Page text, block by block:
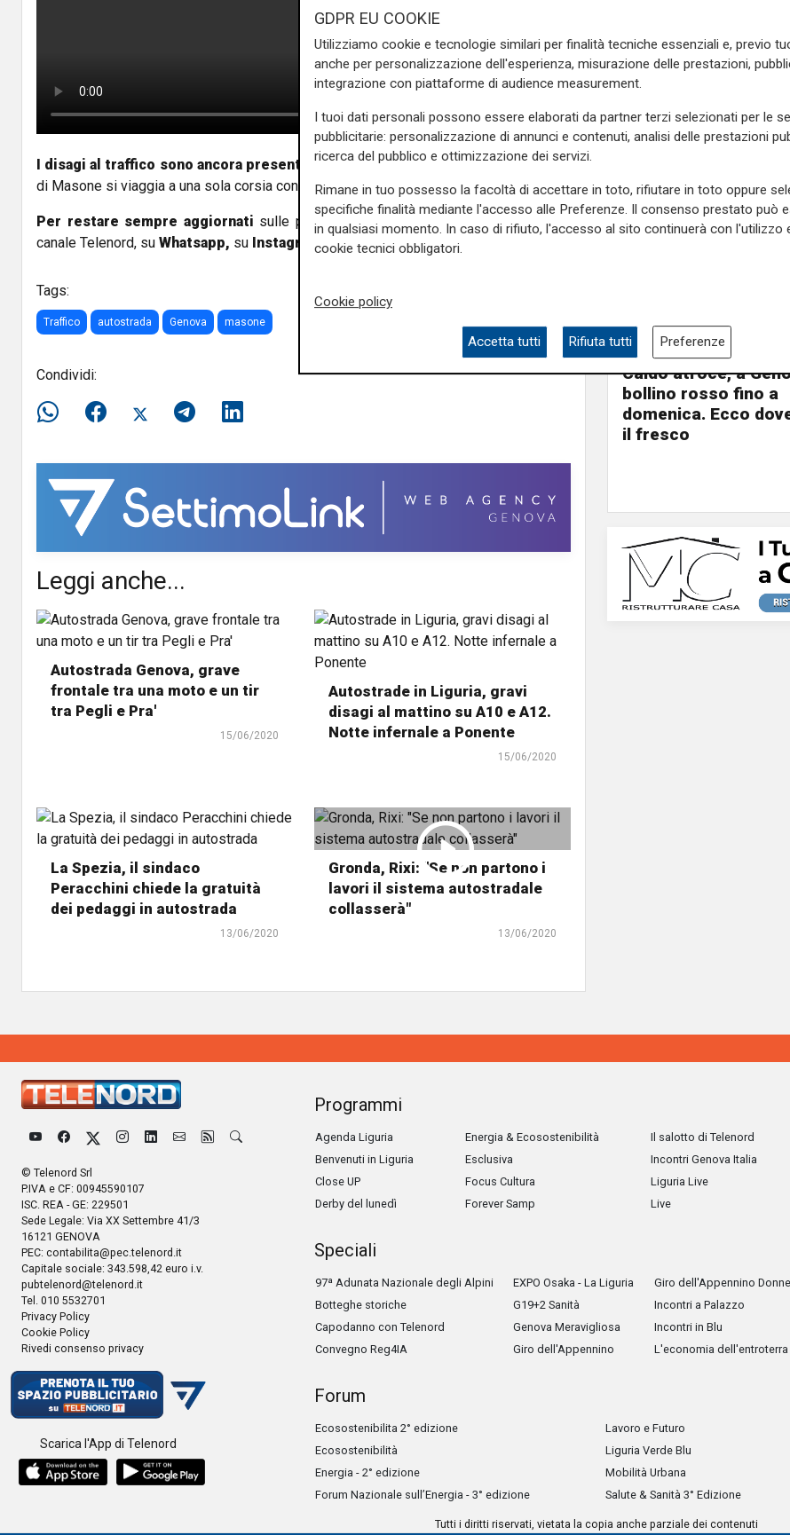
I disagi al traffico sono ancora presenti nel pomeriggio.Sul tratto oltre il casello
di Masone si viaggia a una sola corsia con incolonnamenti inevitabili.
Per restare sempre aggiornati sulle principali notizie sulla Liguria seguiteci sul
canale Telenord, su Whatsapp, su Instagram,suYoutubee suFacebook
Tags:
Traffico autostrada Genova masone
Condividi:
Leggi anche...
Autostrada Genova, grave
frontale tra una moto e un tir
tra Pegli e Pra'
15/06/2020
Autostrade in Liguria, gravi
disagi al mattino su A10 e A12.
Notte infernale a Ponente
15/06/2020
La Spezia, il sindaco
Peracchini chiede la gratuità
dei pedaggi in autostrada
13/06/2020
Gronda, Rixi: "Se non partono i
lavori il sistema autostradale
collasserà"
13/06/2020
Estate torrida
Caldo atroce, a
bollino rosso fino a
domenica. Ecco
il fresco
© Telenord Srl
P.IVA e CF: 00945590107
ISC. REA - GE: 229501
Sede Legale: Via XX Settembre 41/3
16121 GENOVA
PEC: contabilita@pec.telenord.it
Capitale sociale: 343.598,42 euro i.v.
pubtelenord@telenord.it
Tel. 010 5532701
Privacy Policy
Cookie Policy
Rivedi consenso privacy
Scarica l'App di Telenord
Programmi
Agenda Liguria
Benvenuti in Liguria
Close UP
Derby del lunedì
Energia & Ecosostenibilità
Esclusiva
Focus Cultura
Forever Samp
Il salotto di Telenord
Incontri Genova Italia
Liguria Live
Live
Speciali
97ª Adunata Nazionale degli Alpini
Botteghe storiche
Capodanno con Telenord
Convegno Reg4IA
EXPO Osaka - La Liguria
G19+2 Sanità
Genova Meravigliosa
Giro dell'Appennino
Giro dell'Appennino Donne
Incontri a Palazzo
Incontri in Blu
L'economia dell'entroterra
Forum
Ecosostenibilita 2° edizione
Ecosostenibilità
Energia - 2° edizione
Forum Nazionale sull’Energia - 3° edizione
Lavoro e Futuro
Liguria Verde Blu
Mobilità Urbana
Salute & Sanità 3° Edizione
Tutti i diritti riservati, vietata la copia anche parziale dei contenuti
GDPR EU COOKIE
Utilizziamo cookie e tecnologie similari per finalità tecniche essenziali e, previo
anche per personalizzazione dell'esperienza, misurazione delle prestazioni,
integrazione con piattaforme di audience measurement.
I tuoi dati personali possono essere elaborati da partner terzi selezionati per le
pubblicitarie: personalizzazione di annunci e contenuti, analisi delle prestazioni
ricerca del pubblico e ottimizzazione dei servizi.
Rimane in tuo possesso la facoltà di accettare in toto, rifiutare in toto oppure
specifiche finalità mediante l'accesso alle Preferenze. Il consenso prestato può
in qualsiasi momento. In caso di rifiuto, l'accesso al sito continuerà con l'utilizzo
cookie tecnici obbligatori.
Cookie policy
Accetta tutti Rifiuta tutti Preferenze